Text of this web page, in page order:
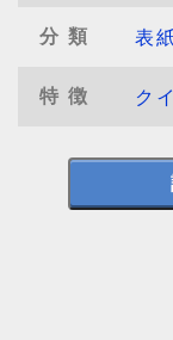
分類 表
特徴 ク